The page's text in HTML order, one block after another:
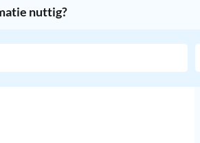
nuttig?